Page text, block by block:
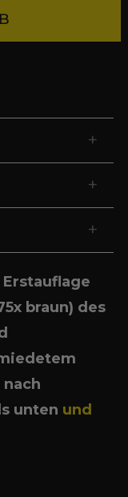
+
+
+
braun) des
unten und